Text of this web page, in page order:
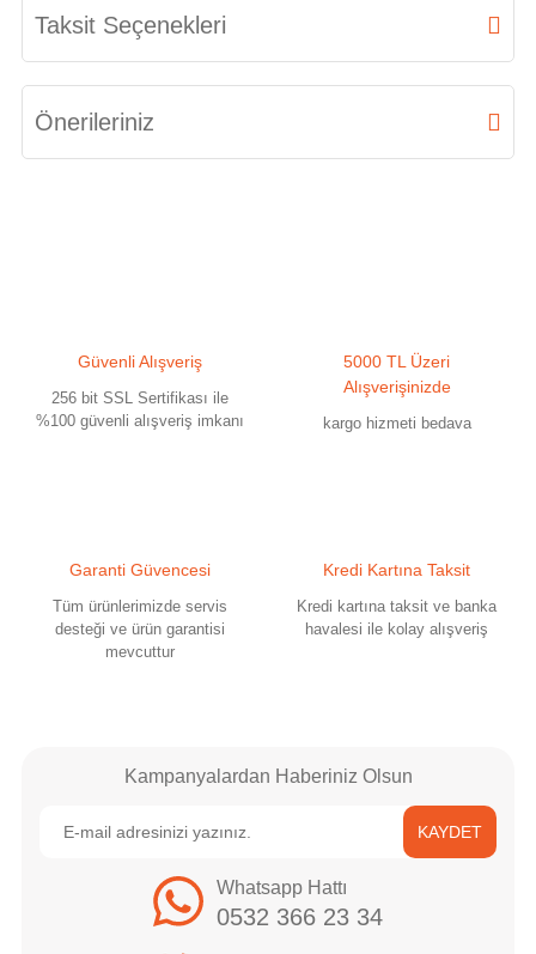
Bu ürüne ilk yorumu siz yapın!
Taksit Seçenekleri
Önerileriniz
Ürün açıklamasında eksik bilgiler bulunuyor.
Ürün bilgilerinde hatalar bulunuyor.
Güvenli Alışveriş
256 bit SSL Sertifikası ile
%100 güvenli alışveriş imkanı
5000 TL Üzeri
Alışverişinizde
kargo hizmeti bedava
Garanti Güvencesi
Tüm ürünlerimizde servis
desteği ve ürün garantisi
mevcuttur
Kredi Kartına Taksit
Kredi kartına taksit ve banka
havalesi ile kolay alışveriş
Kampanyalardan Haberiniz Olsun
KAYDET
Whatsapp Hattı
0532 366 23 34